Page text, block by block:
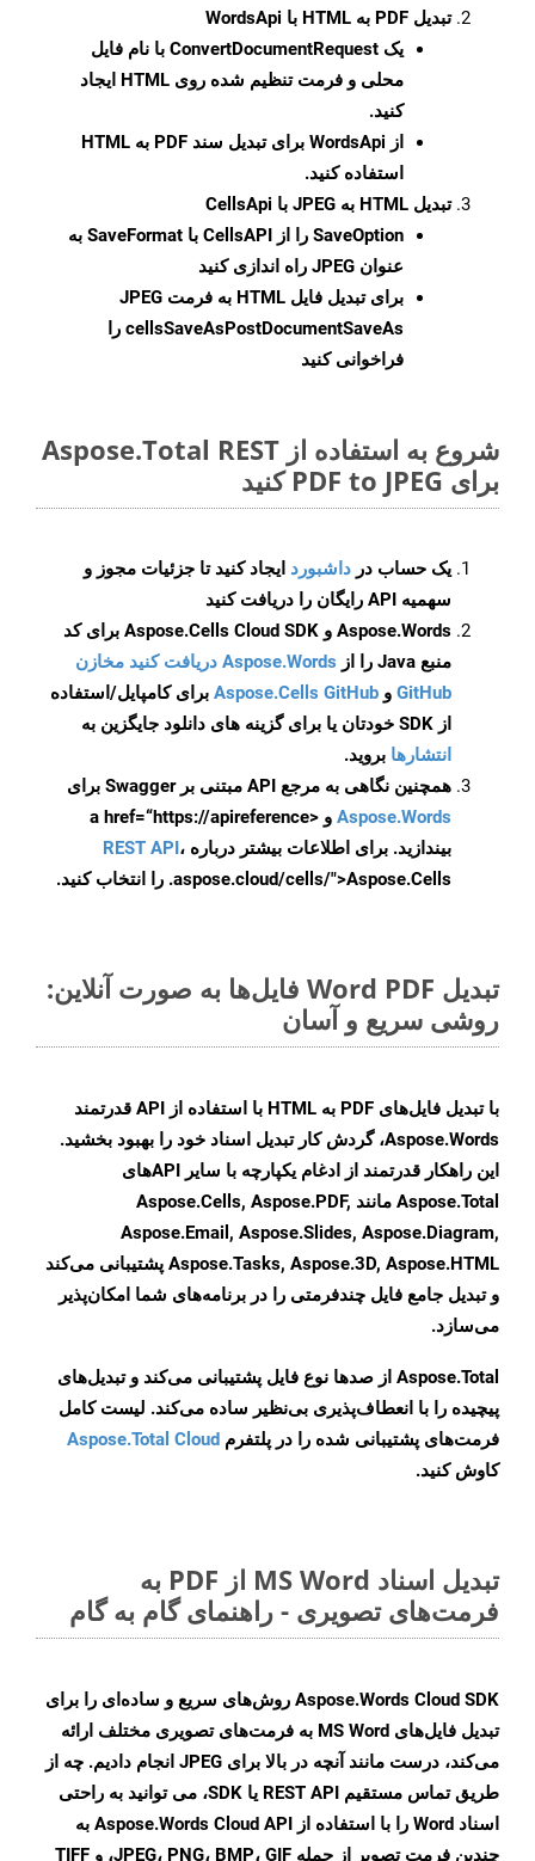
تبدیل PDF به HTML با WordsApi
یک ConvertDocumentRequest با نام فایل
محلی و فرمت تنظیم شده روی HTML ایجاد
کنید.
از WordsApi برای تبدیل سند PDF به HTML
استفاده کنید.
تبدیل HTML به JPEG با CellsApi
SaveOption
را از CellsAPI با SaveFormat به
عنوان JPEG راه اندازی کنید
برای تبدیل فایل HTML به فرمت
JPEG
cellsSaveAsPostDocumentSaveAs را
فراخوانی کنید
شروع به استفاده از Aspose.Total REST
برای PDF to JPEG کنید
یک حساب در داشبورد ایجاد کنید تا جزئیات مجوز و
سهمیه API رایگان را دریافت کنید
Aspose.Words و Aspose.Cells Cloud SDK برای کد
منبع Java را از
Aspose.Words دریافت کنید مخازن
GitHub و Aspose.Cells GitHub برای کامپایل/استفاده
از SDK خودتان یا برای گزینه های دانلود جایگزین به
انتشارها بروید.
همچنین نگاهی به مرجع API مبتنی بر Swagger برای
Aspose.Words
و <a href=“https://apireference
بیندازید. برای اطلاعات بیشتر درباره REST API،
.aspose.cloud/cells/">Aspose.Cells را انتخاب کنید.
تبدیل Word PDF فایل‌ها به صورت آنلاین:
روشی سریع و آسان
با تبدیل فایل‌های PDF به HTML با استفاده از API قدرتمند
Aspose.Words، گردش کار تبدیل اسناد خود را بهبود بخشید.
این راهکار قدرتمند از ادغام یکپارچه با سایر APIهای
Aspose.Total مانند Aspose.Cells, Aspose.PDF,
Aspose.Email, Aspose.Slides, Aspose.Diagram,
Aspose.Tasks, Aspose.3D, Aspose.HTML پشتیبانی می‌کند
و تبدیل جامع فایل چندفرمتی را در برنامه‌های شما امکان‌پذیر
می‌سازد.
Aspose.Total از صدها نوع فایل پشتیبانی می‌کند و تبدیل‌های
پیچیده را با انعطاف‌پذیری بی‌نظیر ساده می‌کند. لیست کامل
فرمت‌های پشتیبانی شده را در پلتفرم Aspose.Total Cloud
کاوش کنید.
تبدیل اسناد MS Word از PDF به
فرمت‌های تصویری - راهنمای گام به گام
Aspose.Words Cloud SDK روش‌های سریع و ساده‌ای را برای
تبدیل فایل‌های MS Word به فرمت‌های تصویری مختلف ارائه
می‌کند، درست مانند آنچه در بالا برای JPEG انجام دادیم. چه از
طریق تماس مستقیم REST API یا SDK، می توانید به راحتی
اسناد Word را با استفاده از Aspose.Words Cloud API به
چندین فرمت تصویر از جمله JPEG، PNG، BMP، GIF، و TIFF